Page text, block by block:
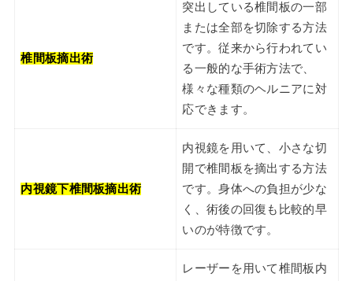
椎間板摘出術
突出している椎間板の一部
または全部を切除する方法
です。従来から行われてい
る一般的な手術方法で、
様々な種類のヘルニアに対
応できます。
内視鏡下椎間板摘出術
内視鏡を用いて、小さな切
開で椎間板を摘出する方法
です。身体への負担が少な
く、術後の回復も比較的早
いのが特徴です。
レーザーを用いて椎間板内